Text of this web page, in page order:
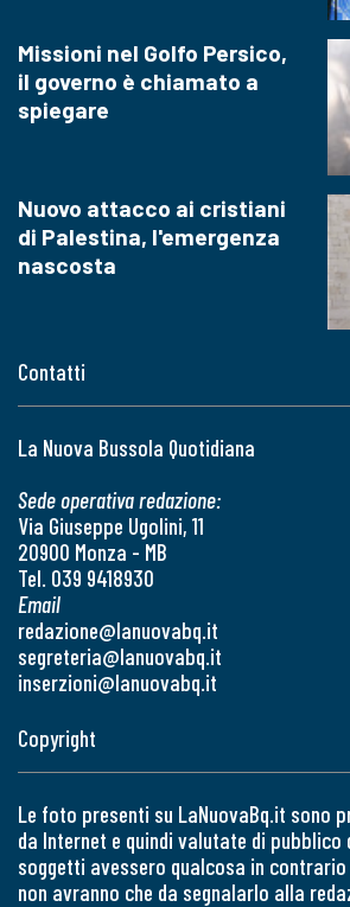
Contatti
La Nuova Bussola Quotidiana
Sede operativa redazione:
Via Giuseppe Ugolini, 11
20900 Monza - MB
Tel. 039 9418930
Email
redazione@lanuovabq.it
segreteria@lanuovabq.it
inserzioni@lanuovabq.it
Missioni nel Golfo Persico,
il governo è chiamato a
spiegare
Nuovo attacco ai cristiani
di Palestina, l'emergenza
nascosta
Copyright
Le foto presenti su LaNuovaBq.it sono
da Internet e quindi valutate di pubblico
soggetti avessero qualcosa in
non avranno che da segnalarlo alla